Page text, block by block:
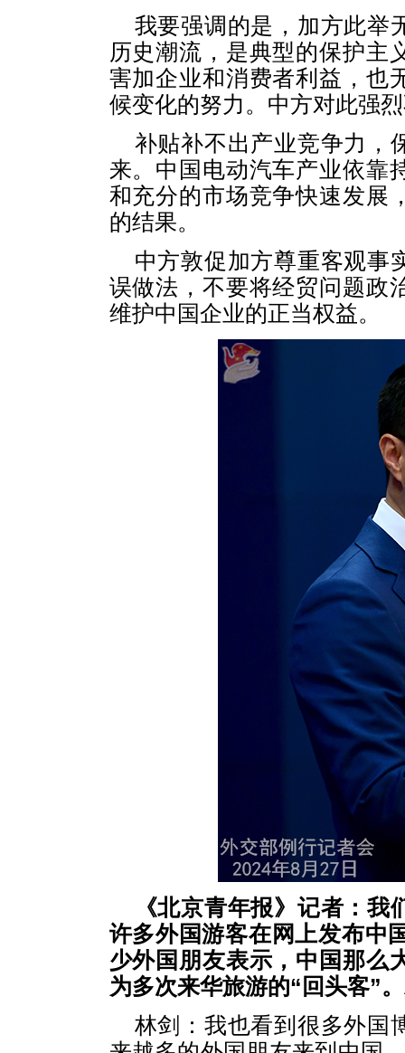
我要强调的是，加方此举
历史潮流，是典型的保护主
害加企业和消费者利益，也
候变化的努力。中方对此强
补贴补不出产业竞争力，
来。中国电动汽车产业依靠
和充分的市场竞争快速发展
的结果。
中方敦促加方尊重客观事
误做法，不要将经贸问题政
维护中国企业的正当权益。
《北京青年报》记者：
许多外国游客在网上发布中
少外国朋友表示，中国那么
为多次来华旅游的“回头客”
林剑： 我也看到很多外国